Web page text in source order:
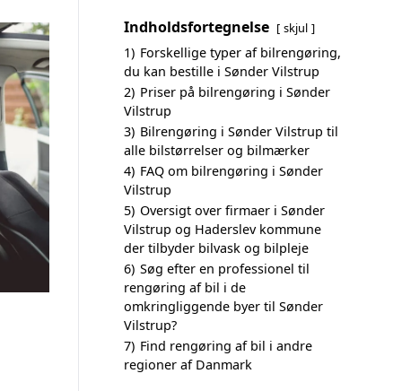
Indholdsfortegnelse skjul
1) Forskellige typer af bilrengøring,
du kan bestille i Sønder Vilstrup
2) Priser på bilrengøring i Sønder
Vilstrup
3) Bilrengøring i Sønder Vilstrup til
alle bilstørrelser og bilmærker
4) FAQ om bilrengøring i Sønder
Vilstrup
5) Oversigt over firmaer i Sønder
Vilstrup og Haderslev kommune
der tilbyder bilvask og bilpleje
6) Søg efter en professionel til
rengøring af bil i de
omkringliggende byer til Sønder
Vilstrup?
7) Find rengøring af bil i andre
regioner af Danmark